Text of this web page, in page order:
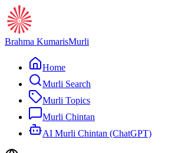
Brahma KumarisMurli
Home
Murli Search
Murli Topics
Murli Chintan
AI Murli Chintan (ChatGPT)